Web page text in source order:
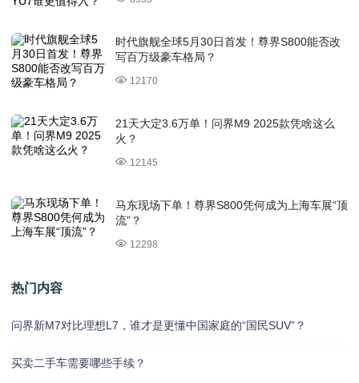
时代旗舰全球5月30日首发！尊界S800能否改
写百万级豪车格局？
12170
21天大定3.6万单！问界M9 2025款凭啥这么
火？
12145
马东现场下单！尊界S800凭何成为上海车展“顶
流”？
12298
热门内容
问界新M7对比理想L7，谁才是更懂中国家庭的“国民SUV”？
买卖二手车需要哪些手续？